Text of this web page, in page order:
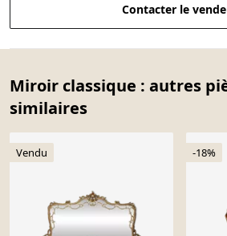
Contacter le
Miroir classique : autres
similaires
Vendu -18%